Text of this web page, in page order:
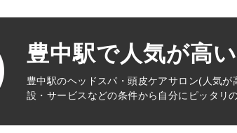
豊中駅で人気が高
豊中駅のヘッドスパ・頭皮ケアサロン(人気が
設・サービスなどの条件から自分にピッタリ